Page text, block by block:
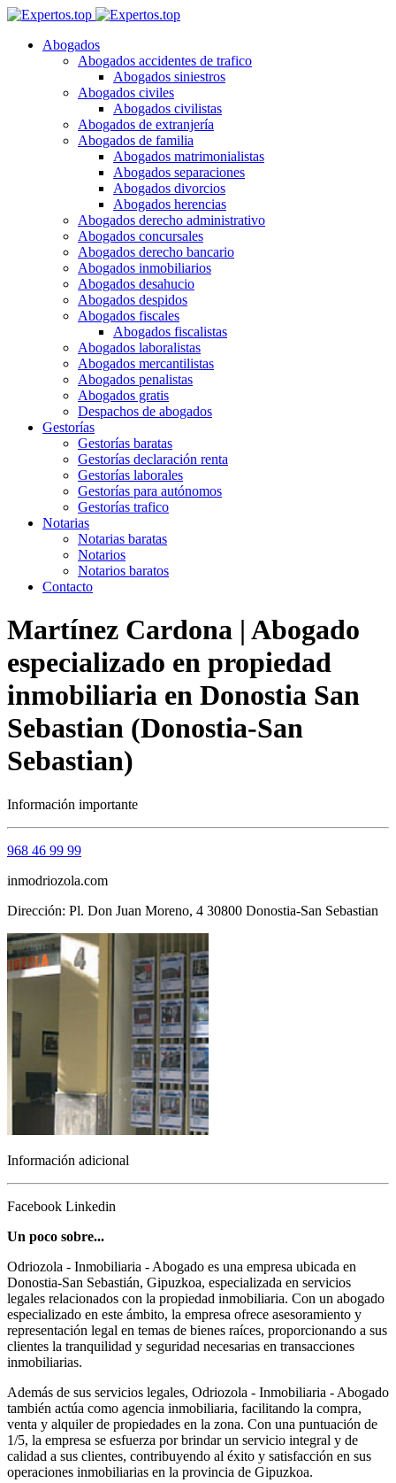
Abogados
Abogados accidentes de trafico
Abogados siniestros
Abogados civiles
Abogados civilistas
Abogados de extranjería
Abogados de familia
Abogados matrimonialistas
Abogados separaciones
Abogados divorcios
Abogados herencias
Abogados derecho administrativo
Abogados concursales
Abogados derecho bancario
Abogados inmobiliarios
Abogados desahucio
Abogados despidos
Abogados fiscales
Abogados fiscalistas
Abogados laboralistas
Abogados mercantilistas
Abogados penalistas
Abogados gratis
Despachos de abogados
Gestorías
Gestorías baratas
Gestorías declaración renta
Gestorías laborales
Gestorías para autónomos
Gestorías trafico
Notarias
Notarias baratas
Notarios
Notarios baratos
Contacto
Martínez Cardona | Abogado
especializado en propiedad
inmobiliaria en Donostia San
Sebastian (Donostia-San
Sebastian)
Información importante
968 46 99 99
inmodriozola.com
Dirección: Pl. Don Juan Moreno, 4 30800 Donostia-San Sebastian
Información adicional
Facebook Linkedin
Un poco sobre...
Odriozola - Inmobiliaria - Abogado es una empresa ubicada en
Donostia-San Sebastián, Gipuzkoa, especializada en servicios
legales relacionados con la propiedad inmobiliaria. Con un abogado
especializado en este ámbito, la empresa ofrece asesoramiento y
representación legal en temas de bienes raíces, proporcionando a sus
clientes la tranquilidad y seguridad necesarias en transacciones
inmobiliarias.
Además de sus servicios legales, Odriozola - Inmobiliaria - Abogado
también actúa como agencia inmobiliaria, facilitando la compra,
venta y alquiler de propiedades en la zona. Con una puntuación de
1/5, la empresa se esfuerza por brindar un servicio integral y de
calidad a sus clientes, contribuyendo al éxito y satisfacción en sus
operaciones inmobiliarias en la provincia de Gipuzkoa.